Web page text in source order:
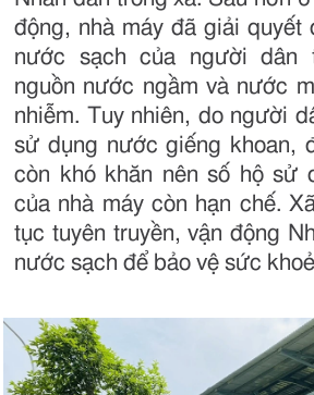
động, nhà máy đã giải quyết
nước sạch của người dân
nguồn nước ngầm và nước
nhiễm. Tuy nhiên, do người
sử dụng nước giếng khoan,
còn khó khăn nên số hộ sử
của nhà máy còn hạn chế.
tục tuyên truyền, vận động
nước sạch để bảo vệ sức